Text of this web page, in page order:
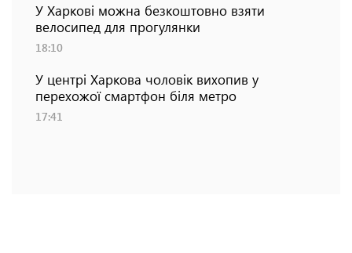
У Харкові можна безкоштовно взяти
велосипед для прогулянки
18:10
У центрі Харкова чоловік вихопив у
перехожої смартфон біля метро
17:41